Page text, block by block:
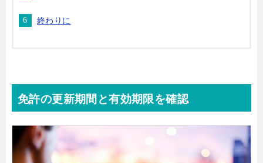
終わりに
免許の更新期間と有効期限を確認